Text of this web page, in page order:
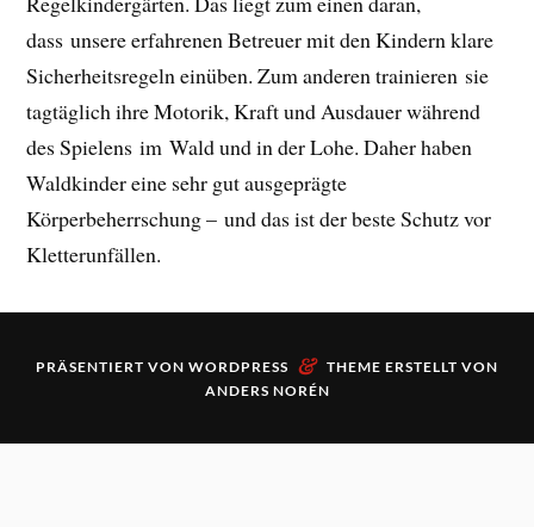
dass unsere erfahrenen Betreuer mit den Kindern klare
Sicherheitsregeln einüben. Zum anderen trainieren sie
tagtäglich ihre Motorik, Kraft und Ausdauer während
des Spielens im Wald und in der Lohe. Daher haben
Waldkinder eine sehr gut ausgeprägte
Körperbeherrschung – und das ist der beste Schutz vor
Kletterunfällen.
PRÄSENTIERT VON WORDPRESS & THEME ERSTELLT VON
ANDERS NORÉN